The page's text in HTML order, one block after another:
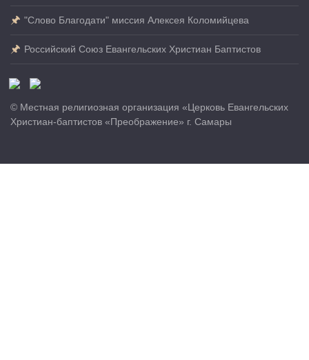
"Слово Благодати" миссия Алексея Коломийцева
Российский Союз Евангельских Христиан Баптистов
© Местная религиозная организация «Церковь Евангельских
Христиан-баптистов «Преображение» г. Самары